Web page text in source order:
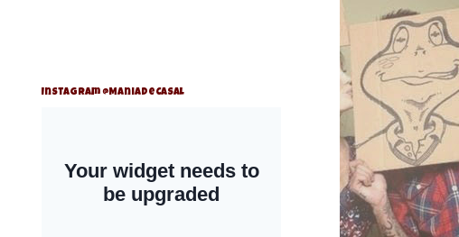
Instagram @ManiaDeCasal